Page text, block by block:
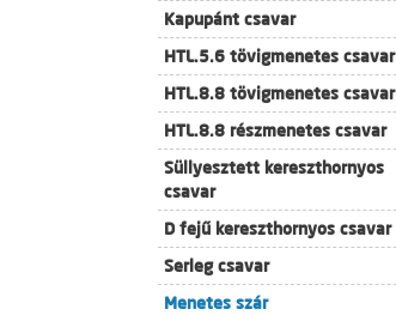
Kapupánt csavar
HTL.5.6 tövigmenetes csavar
HTL.8.8 tövigmenetes csavar
HTL.8.8 részmenetes csavar
Süllyesztett kereszthornyos
csavar
D fejű kereszthornyos csavar
Serleg csavar
Menetes szár